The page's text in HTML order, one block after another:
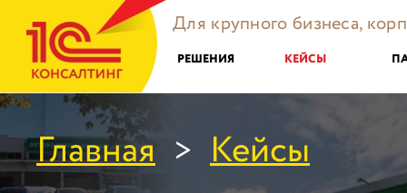
Для крупного бизнеса,
РЕШЕНИЯ КЕЙСЫ
Главная > Кейсы